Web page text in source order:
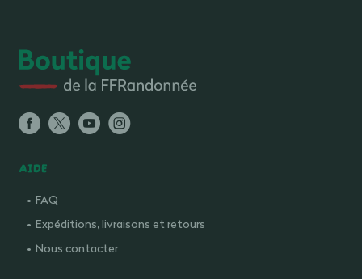
AIDE
FAQ
Expéditions, livraisons et retours
Nous contacter